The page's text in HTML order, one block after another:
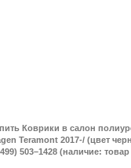
Коврики в салон
Teramont 2017-/ (цвет
503–1428 (наличие: